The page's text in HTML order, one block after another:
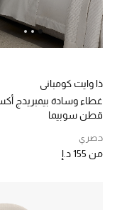
الشراشف
الحمام
الشموع والعطور المنزلية
ذا وايت كومباني
غطاء وسادة بيمبريدج
قطن سوبيما
حصري
من 155 د.إ